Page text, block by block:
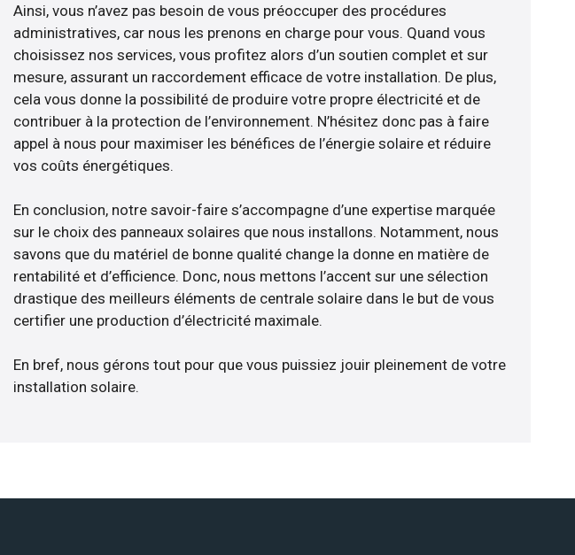
Ainsi, vous n’avez pas besoin de vous préoccuper des procédures
administratives, car nous les prenons en charge pour vous. Quand vous
choisissez nos services, vous profitez alors d’un soutien complet et sur
mesure, assurant un raccordement efficace de votre installation. De plus,
cela vous donne la possibilité de produire votre propre électricité et de
contribuer à la protection de l’environnement. N’hésitez donc pas à faire
appel à nous pour maximiser les bénéfices de l’énergie solaire et réduire
vos coûts énergétiques.
En conclusion, notre savoir-faire s’accompagne d’une expertise marquée
sur le choix des panneaux solaires que nous installons. Notamment, nous
savons que du matériel de bonne qualité change la donne en matière de
rentabilité et d’efficience. Donc, nous mettons l’accent sur une sélection
drastique des meilleurs éléments de centrale solaire dans le but de vous
certifier une production d’électricité maximale.
En bref, nous gérons tout pour que vous puissiez jouir pleinement de votre
installation solaire.